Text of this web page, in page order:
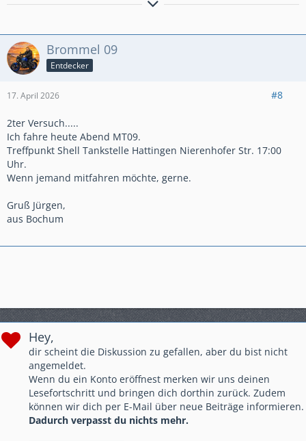
Ich kann gut Mitmenschen umgehen.
Brommel 09
Entdecker
17. April 2026 #8
2ter Versuch.....
Ich fahre heute Abend MT09.
Treffpunkt Shell Tankstelle Hattingen Nierenhofer Str. 17:00
Uhr.
Wenn jemand mitfahren möchte, gerne.
Gruß Jürgen,
aus Bochum
Hey,
dir scheint die Diskussion zu gefallen, aber du bist nicht
angemeldet.
Wenn du ein Konto eröffnest merken wir uns deinen
Lesefortschritt und bringen dich dorthin zurück. Zudem
können wir dich per E-Mail über neue Beiträge informieren.
Dadurch verpasst du nichts mehr.